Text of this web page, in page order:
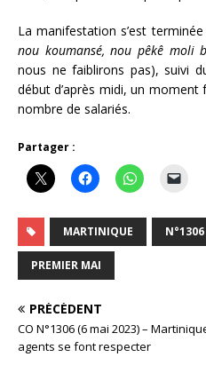
La manifestation s’est
nou koumansé, nou pêkê moli
nous ne faiblirons pas), suivi
début d’après midi, un
nombre de salariés.
Partager :
MARTINIQUE
PREMIER MAI
PRÉCÉDENT
CO N°1306 (6 mai 2023) –
agents se font respecter